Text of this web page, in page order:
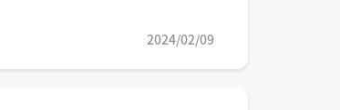
2024/02/09